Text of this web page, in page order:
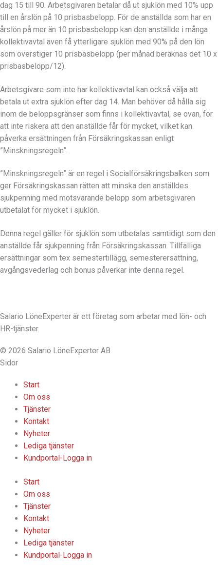
dag 15 till 90. Arbetsgivaren betalar då ut sjuklön med 10% upp
till en årslön på 10 prisbasbelopp. För de anställda som har en
årslön på mer än 10 prisbasbelopp kan den anställde i många
kollektivavtal även få ytterligare sjuklön med 90% på den lön
som överstiger 10 prisbasbelopp (per månad beräknas det 10 x
prisbasbelopp/12).
Arbetsgivare som inte har kollektivavtal kan också välja att
betala ut extra sjuklön efter dag 14. Man behöver då hålla sig
inom de beloppsgränser som finns i kollektivavtal, se ovan, för
att inte riskera att den anställde får för mycket, vilket kan
påverka ersättningen från Försäkringskassan enligt
”Minskningsregeln”.
”Minskningsregeln” är en regel i Socialförsäkringsbalken som
ger Försäkringskassan rätten att minska den anställdes
sjukpenning med motsvarande belopp som arbetsgivaren
utbetalat för mycket i sjuklön.
Denna regel gäller för sjuklön som utbetalas samtidigt som den
anställde får sjukpenning från Försäkringskassan. Tillfälliga
ersättningar som tex semestertillägg, semesterersättning,
avgångsvederlag och bonus påverkar inte denna regel.
Salario LöneExperter är ett företag som arbetar med lön- och
HR-tjänster.
© 2026 Salario LöneExperter AB
Sidor
Start
Om oss
Tjänster
Kontakt
Nyheter
Lediga tjänster
Kundportal-Logga in
Start
Om oss
Tjänster
Kontakt
Nyheter
Lediga tjänster
Kundportal-Logga in